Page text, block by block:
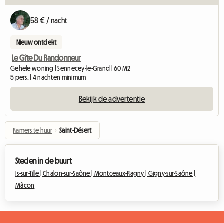
58 € / nacht
Nieuw ontdekt
Le Gîte Du Randonneur
Gehele woning | Sennecey-le-Grand | 60 M2
5 pers. | 4 nachten minimum
Bekijk de advertentie
Kamers te huur › Saint-Désert
Steden in de buurt
Is-sur-Tille |Chalon-sur-Saône | Montceaux-Ragny | Gigny-sur-Saône |
Mâcon